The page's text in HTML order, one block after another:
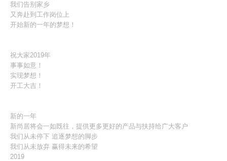
成功案例
关于我们
我们告别家乡
又奔赴到工作岗位上
开始新的一年的梦想！
祝大家2019年
事事如意！
实现梦想！
开工大吉！
新的一年
新尚居将会一如既往，提供更多更好的产品与扶持给广大客户
我们从未停下 追逐梦想的脚步
我们从未放弃 赢得未来的希望
2019